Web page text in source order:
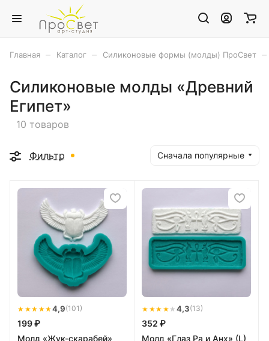
Главная Каталог Силиконовые формы (молды) ПроСвет
Силиконовые молды «Древний
Египет»
10 товаров
Фильтр Сначала популярные
★★★★★4,9(101)
199 ₽
Молд «Жук-скарабей»
★★★★ ★ 4,3(13)
352 ₽
Молд «Глаз Ра и Анх» (L)